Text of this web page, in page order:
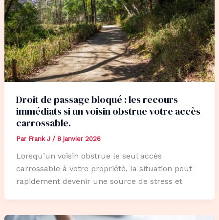
Droit de passage bloqué : les recours
immédiats si un voisin obstrue votre accès
carrossable.
Par Frank J / 8 janvier 2026
Lorsqu’un voisin obstrue le seul accès
carrossable à votre propriété, la situation peut
rapidement devenir une source de stress et